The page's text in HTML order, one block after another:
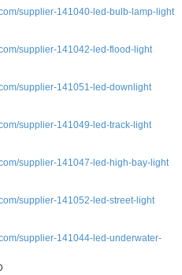
mensaje
pronto!
supplier-141040-led-bulb-lamp-light
supplier-141042-led-flood-light
supplier-141051-led-downlight
supplier-141049-led-track-light
supplier-141047-led-high-bay-light
supplier-141052-led-street-light
supplier-141044-led-underwater-